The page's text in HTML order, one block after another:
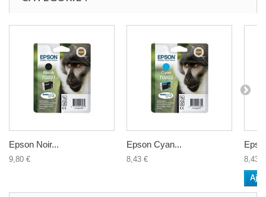
Epson Noir...
9,80 €
Epson Cyan...
8,43 € 8,43 €